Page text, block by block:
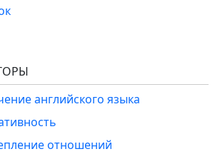
английского языка
отношений